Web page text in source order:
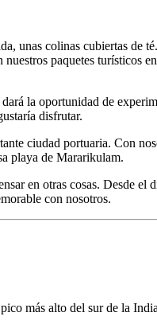
unas colinas cubiertas de
paquetes turísticos
la oportunidad de
disfrutar.
ciudad portuaria. Con
playa de Mararikulam.
en otras cosas. Desde
con nosotros.
más alto del sur de la